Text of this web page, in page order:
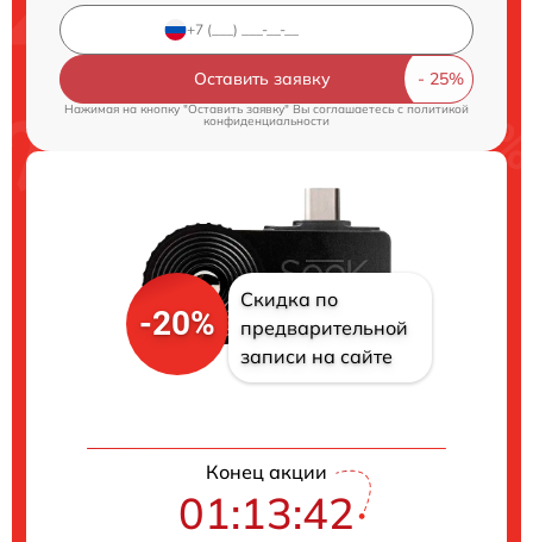
Оставить заявку
Нажимая на кнопку "Оставить заявку" Вы соглашаетесь cполитикой
конфиденциальности
-20%
Скидка по
предварительной
записи на сайте
Конец акции
01:13:41